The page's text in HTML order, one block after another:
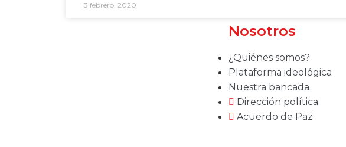
3 febrero, 2020
Nosotros
¿Quiénes somos?
Plataforma ideológica
Nuestra bancada
Dirección política
Acuerdo de Paz